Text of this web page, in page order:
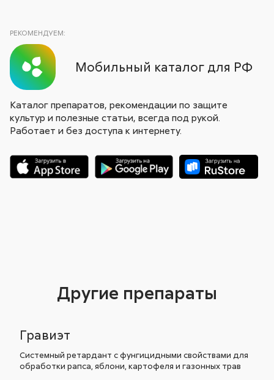
РЕКОМЕНДУЕМ:
Мобильный каталог для РФ
Каталог препаратов, рекомендации по защите
культур и полезные статьи, всегда под рукой.
Работает и без доступа к интернету.
Другие препараты
Гравиэт
Системный ретардант с фунгицидными свойствами для
обработки рапса, яблони, картофеля и газонных трав